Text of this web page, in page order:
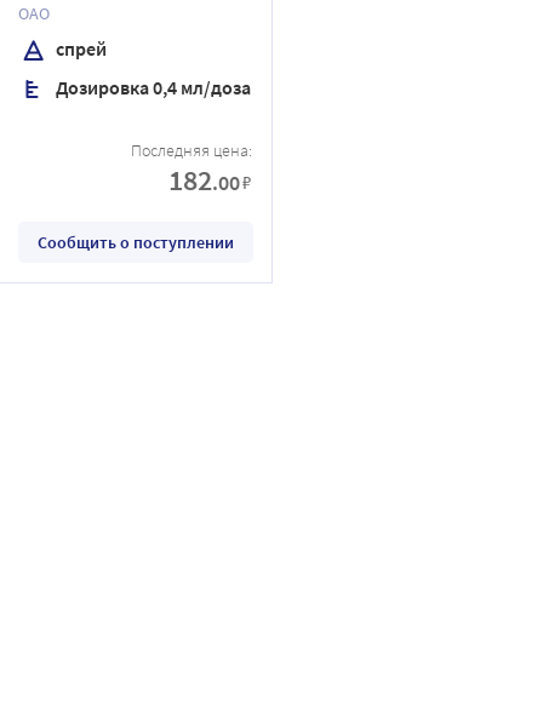
ОАО
спрей
Дозировка 0,4 мл/доза
Последняя цена:
182.00₽
Сообщить о поступлении